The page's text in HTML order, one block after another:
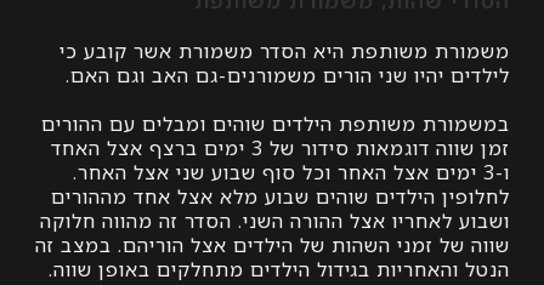
משותפת היא הסדר משמורת אשר קובע כי
יהיו שני הורים משמורנים-גם האב וגם האם.
משותפת הילדים שוהים ומבלים עם ההורים
זמן שווה דוגמאות סידור של 3 ימים ברצף אצל האחד
ימים אצל האחר וכל סוף שבוע שני אצל האחר.
הילדים שוהים שבוע מלא אצל אחד מההורים
לאחריו אצל ההורה השני. הסדר זה מהווה חלוקה
זמני השהות של הילדים אצל הוריהם. במצב זה
בגידול הילדים מתחלקים באופן שווה.